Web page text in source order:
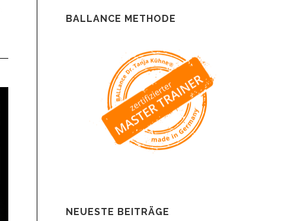
BALLANCE METHODE
NEUESTE BEITRÄGE